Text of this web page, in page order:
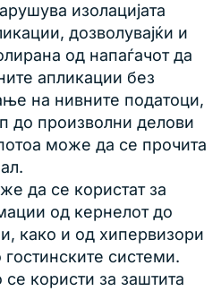
изолацијата
дозволувајќи и
од напаѓачот да
апликации без
на нивните податоци,
до произволни делови
може да се прочита
да се користат за
од кернелот до
како и од хипервизори
гостинските системи.
користи за заштита